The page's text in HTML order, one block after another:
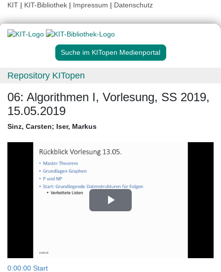
KIT | KIT-Bibliothek | Impressum | Datenschutz
Suche im KITopen Medienportal
Repository KITopen
06: Algorithmen I, Vorlesung, SS 2019,
15.05.2019
Sinz, Carsten; Iser, Markus
Play
0:00:00 Start